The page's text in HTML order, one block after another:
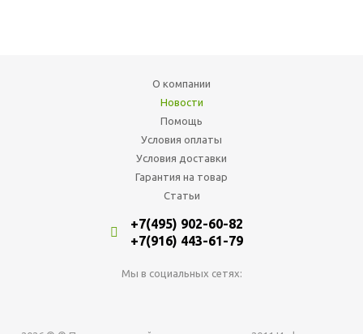
О компании
Новости
Помощь
Условия оплаты
Условия доставки
Гарантия на товар
Статьи
+7(495) 902-60-82
+7(916) 443-61-79
Мы в социальных сетях: